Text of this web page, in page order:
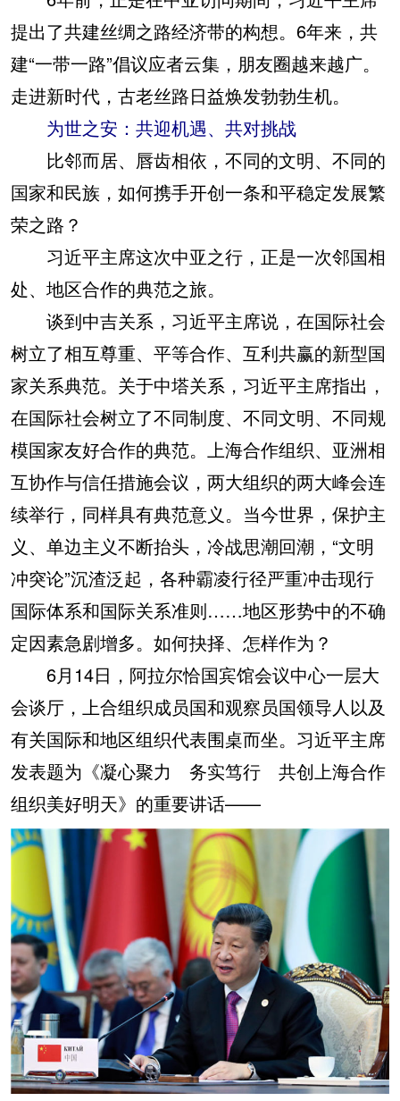
提出了共建丝绸之路经济带的构想。6年来，共
建“一带一路”倡议应者云集，朋友圈越来越广。
走进新时代，古老丝路日益焕发勃勃生机。
为世之安：共迎机遇、共对挑战
比邻而居、唇齿相依，不同的文明、不同的
国家和民族，如何携手开创一条和平稳定发展繁
荣之路？
习近平主席这次中亚之行，正是一次邻国相
处、地区合作的典范之旅。
谈到中吉关系，习近平主席说，在国际社会
树立了相互尊重、平等合作、互利共赢的新型国
家关系典范。关于中塔关系，习近平主席指出，
在国际社会树立了不同制度、不同文明、不同规
模国家友好合作的典范。上海合作组织、亚洲相
互协作与信任措施会议，两大组织的两大峰会连
续举行，同样具有典范意义。当今世界，保护主
义、单边主义不断抬头，冷战思潮回潮，“文明
冲突论”沉渣泛起，各种霸凌行径严重冲击现行
国际体系和国际关系准则……地区形势中的不确
定因素急剧增多。如何抉择、怎样作为？
6月14日，阿拉尔恰国宾馆会议中心一层大
会谈厅，上合组织成员国和观察员国领导人以及
有关国际和地区组织代表围桌而坐。习近平主席
发表题为《凝心聚力 务实笃行 共创上海合作
组织美好明天》的重要讲话——